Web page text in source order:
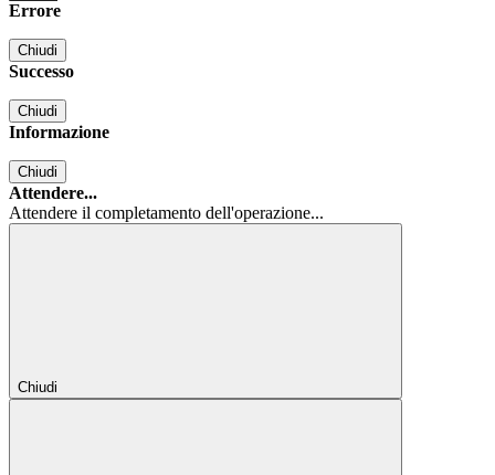
Errore
Chiudi
Successo
Chiudi
Informazione
Chiudi
Attendere...
Attendere il completamento dell'operazione...
Chiudi